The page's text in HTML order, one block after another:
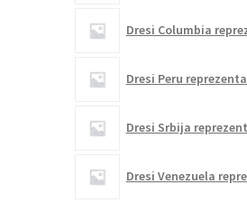
Dresi Columbia
Dresi Peru
Dresi Srbija
Dresi Venezuela